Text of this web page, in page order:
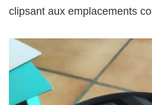
clipsant aux emplacements